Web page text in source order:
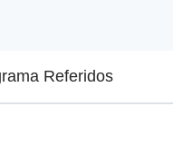
Referidos